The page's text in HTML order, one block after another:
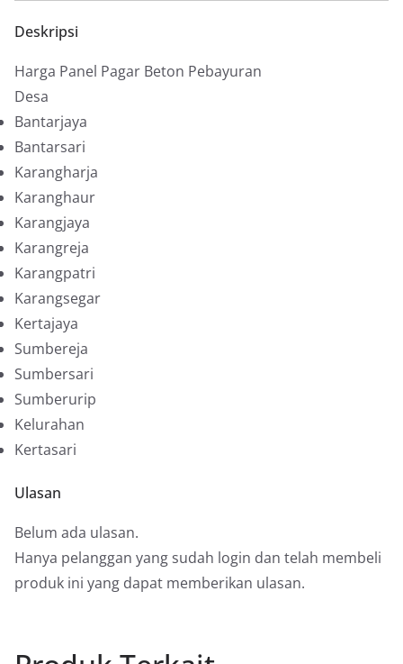
Deskripsi
Harga Panel Pagar Beton Pebayuran
Desa
Bantarjaya
Bantarsari
Karangharja
Karanghaur
Karangjaya
Karangreja
Karangpatri
Karangsegar
Kertajaya
Sumbereja
Sumbersari
Sumberurip
Kelurahan
Kertasari
Ulasan
Belum ada ulasan.
Hanya pelanggan yang sudah login dan telah membeli
produk ini yang dapat memberikan ulasan.